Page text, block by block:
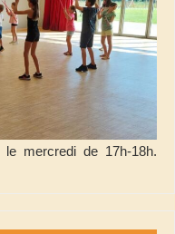
mercredi de 17h-18h.